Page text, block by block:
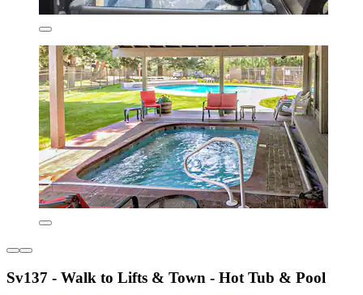
Sv137 - Walk to Lifts & Town - Hot Tub & Pool